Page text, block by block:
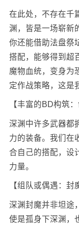
在此处，不存在千
渊，皆是一场崭新
你还能借助法盘祭
搭配，能够得到超
魔物血统，变身为
定作战策略，这是
【丰富的BD构筑
深渊中许多武器都
力的装备。我们在
合自己的搭配，设
力量。
【组队或偶遇：封
深渊封魔并非坦途
使是孤身下深渊，